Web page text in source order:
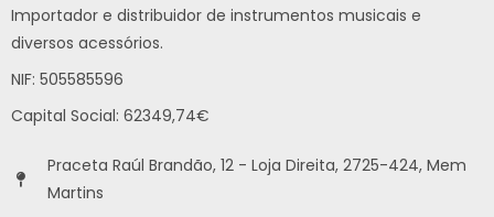
Importador e distribuidor de instrumentos musicais e
diversos acessórios.
NIF: 505585596
Capital Social: 62349,74€
Praceta Raúl Brandão, 12 - Loja Direita, 2725-424, Mem
Martins